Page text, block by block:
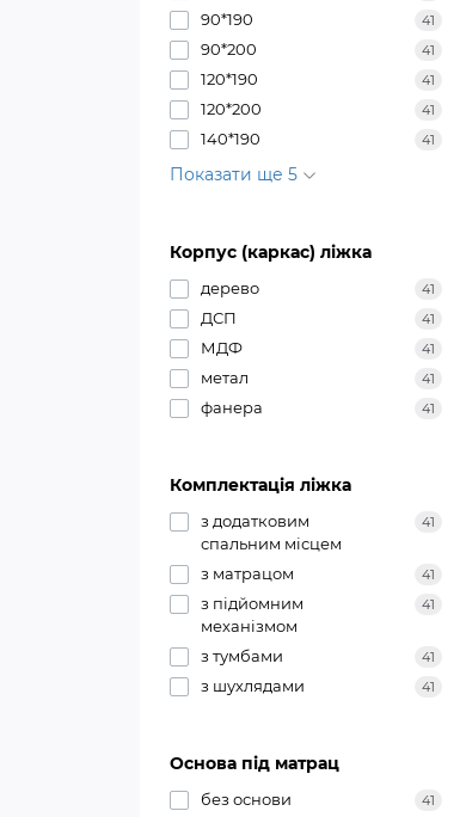
90*190 41
90*200 41
120*190 41
120*200 41
140*190 41
Показати ще 5
Корпус (каркас) ліжка
дерево 41
ДСП 41
МДФ 41
метал 41
фанера 41
Комплектація ліжка
з додатковим
спальним місцем
41
з матрацом 41
з підйомним
механізмом
41
з тумбами 41
з шухлядами 41
Основа під матрац
без основи 41